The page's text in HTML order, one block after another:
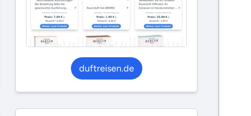
duftreisen.de